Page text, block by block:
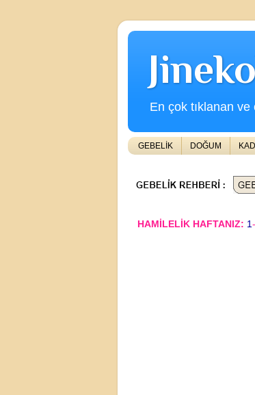
En çok tıklanan
GEBELİK DOĞUM
HAMİLELİK HAFTANIZ: 1 -